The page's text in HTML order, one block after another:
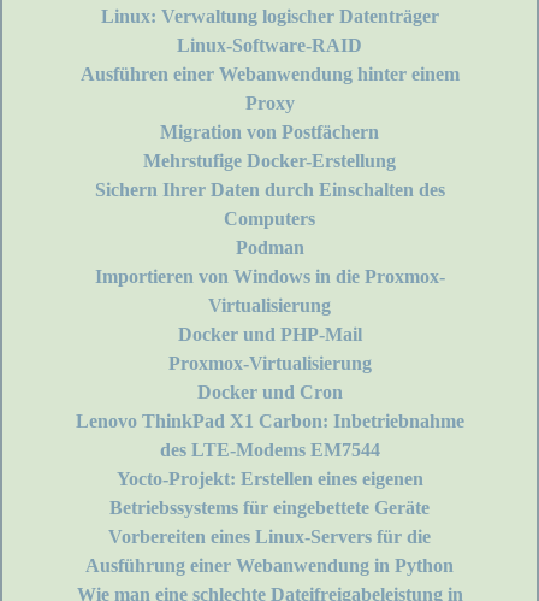
Linux: Verwaltung logischer Datenträger
Linux-Software-RAID
Ausführen einer Webanwendung hinter einem
Proxy
Migration von Postfächern
Mehrstufige Docker-Erstellung
Sichern Ihrer Daten durch Einschalten des
Computers
Podman
Importieren von Windows in die Proxmox-
Virtualisierung
Docker und PHP-Mail
Proxmox-Virtualisierung
Docker und Cron
Lenovo ThinkPad X1 Carbon: Inbetriebnahme
des LTE-Modems EM7544
Yocto-Projekt: Erstellen eines eigenen
Betriebssystems für eingebettete Geräte
Vorbereiten eines Linux-Servers für die
Ausführung einer Webanwendung in Python
Wie man eine schlechte Dateifreigabeleistung in